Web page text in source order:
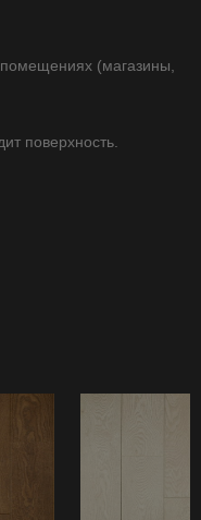
(магазины,
поверхность.